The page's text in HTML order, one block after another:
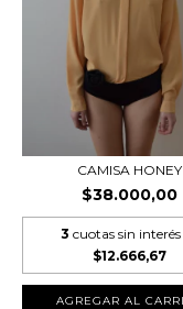
CAMISA HONEY
$38.000,00
3 cuotas sin interés
$12.666,67